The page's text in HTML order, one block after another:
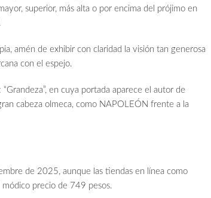
superior, más alta o por encima del prójimo en
amén de exhibir con claridad la visión tan generosa
con el espejo.
en cuya portada aparece el autor de
cabeza olmeca, como NAPOLEÓN frente a la
de 2025, aunque las tiendas en línea como
precio de 749 pesos.